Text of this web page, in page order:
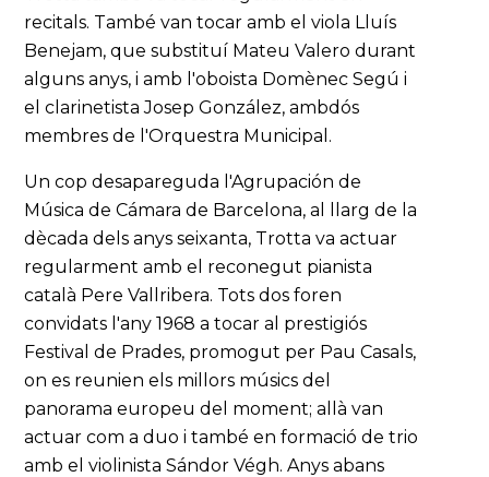
recitals. També van tocar amb el viola Lluís
Benejam, que substituí Mateu Valero durant
alguns anys, i amb l'oboista Domènec Segú i
el clarinetista Josep González, ambdós
membres de l'Orquestra Municipal.
Un cop desapareguda l'Agrupación de
Música de Cámara de Barcelona, al llarg de la
dècada dels anys seixanta, Trotta va actuar
regularment amb el reconegut pianista
català Pere Vallribera. Tots dos foren
convidats l'any 1968 a tocar al prestigiós
Festival de Prades, promogut per Pau Casals,
on es reunien els millors músics del
panorama europeu del moment; allà van
actuar com a duo i també en formació de trio
amb el violinista Sándor Végh. Anys abans